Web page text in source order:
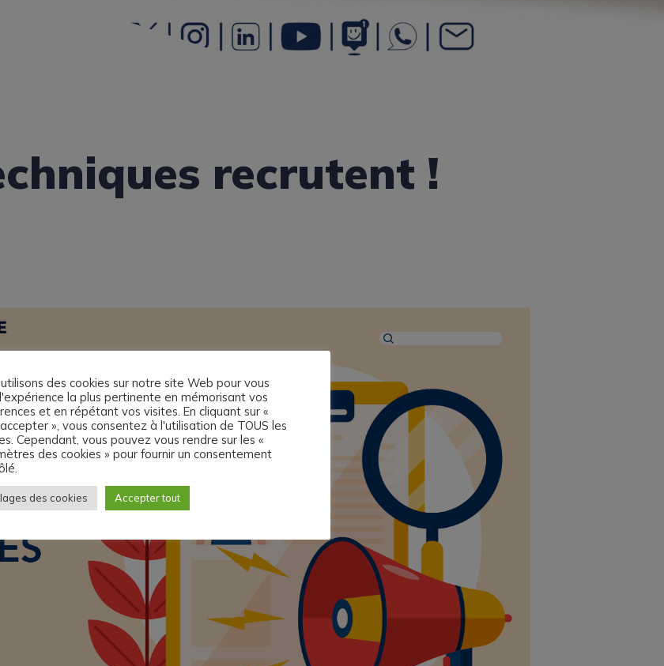
recrutent !
des cookies sur notre site Web pour vous
la plus pertinente en mémorisant vos
et en répétant vos visites. En cliquant sur «
», vous consentez à l'utilisation de TOUS les
Cependant, vous pouvez vous rendre sur les «
des cookies » pour fournir un consentement
des cookies Accepter tout